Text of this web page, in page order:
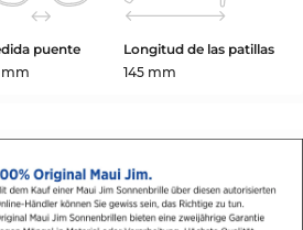
puente
mm
Longitud de las patillas
145 mm